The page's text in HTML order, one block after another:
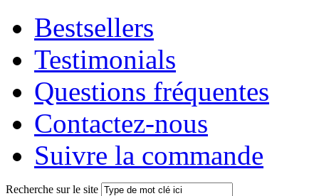
Bestsellers
Testimonials
Questions fréquentes
Contactez-nous
Suivre la commande
Recherche sur le site